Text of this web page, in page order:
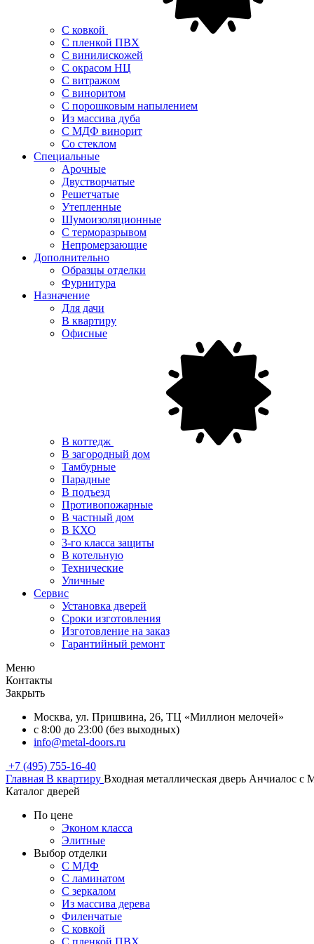
С ковкой
С пленкой ПВХ
С винилискожей
С окрасом НЦ
С витражом
С виноритом
С порошковым напылением
Из массива дуба
С МДФ винорит
Со стеклом
Специальные
Арочные
Двустворчатые
Решетчатые
Утепленные
Шумоизоляционные
С терморазрывом
Непромерзающие
Дополнительно
Образцы отделки
Фурнитура
Назначение
Для дачи
В квартиру
Офисные
В коттедж
В загородный дом
Тамбурные
Парадные
В подъезд
Противопожарные
В частный дом
В КХО
3-го класса защиты
В котельную
Технические
Уличные
Сервис
Установка дверей
Сроки изготовления
Изготовление на заказ
Гарантийный ремонт
Меню
Контакты
Закрыть
Москва, ул. Пришвина, 26, ТЦ «Миллион мелочей»
с 8:00 до 23:00 (без выходных)
info@metal-doors.ru
+7 (495) 755-16-40
Главная В квартиру Входная металлическая дверь Анчиалос
Каталог дверей
По цене
Эконом класса
Элитные
Выбор отделки
С МДФ
С ламинатом
С зеркалом
Из массива дерева
Филенчатые
С ковкой
С пленкой ПВХ